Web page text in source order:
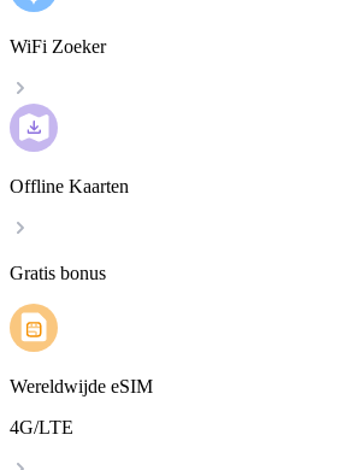
WiFi Zoeker
Offline Kaarten
Gratis bonus
Wereldwijde eSIM
4G/LTE